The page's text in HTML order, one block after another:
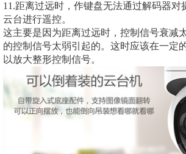
11.距离过远时，作键盘无法通过解码器对
云台进行遥控。
这主要是因为距离过远时，控制信号衰减
的控制信号太弱引起的。这时应该在一定
以放大整形控制信号。